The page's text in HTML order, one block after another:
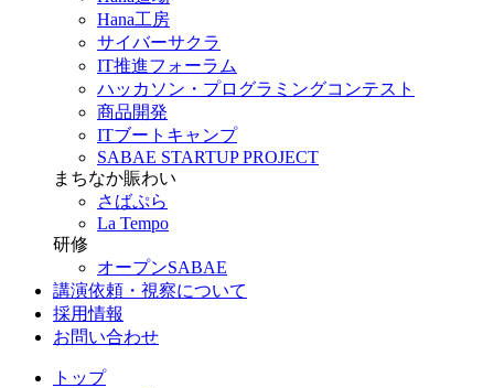
Hana工房
サイバーサクラ
IT推進フォーラム
ハッカソン・プログラミングコンテスト
商品開発
ITブートキャンプ
SABAE STARTUP PROJECT
まちなか賑わい
さばぷら
La Tempo
研修
オープンSABAE
講演依頼・視察について
採用情報
お問い合わせ
トップ